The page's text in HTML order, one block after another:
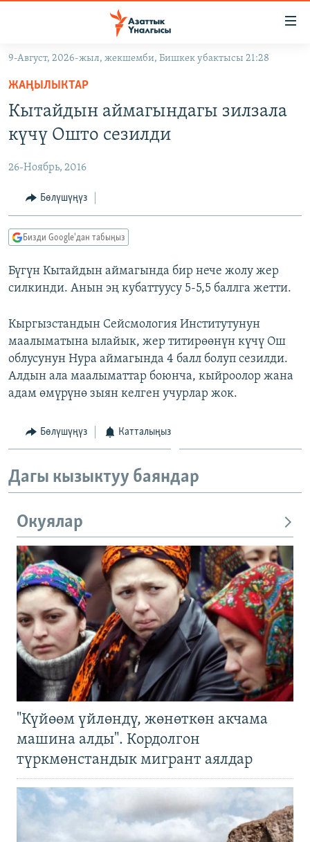
Навигацияга
өтүңүз
Издөөгө
салыңыз
ЭКОНОМИКА
МАДАНИЯТ
БОРБОР АЗИЯ
УКРАИНА
АТАЙЫН ИЛИКТӨӨ
ТВ ПРОГРАММАЛАР
ЭКСПЕРТТЕР ТАЛДАЙТ
БИЗ ЖАНА ДҮЙНӨ
ЭЖЕ-СИҢДИЛЕР
АЗАТТЫК+
ЫҢГАЙСЫЗ СУРООЛОР
ӨЗГӨЧӨ ПИКИР
Русский
ОНЛАЙН ШЕРИНЕ
9-Август, 2026-жыл, жекшемби, Бишкек убактысы 21:28
ЖАҢЫЛЫКТАР
Кытайдын аймагындагы зилзала
күчү Ошто сезилди
26-Ноябрь, 2016
Бөлүшүңүз
Бизди Google'дан табыңыз
Бүгүн Кытайдын аймагында бир нече жолу жер
силкинди. Анын эң кубаттуусу 5-5,5 баллга жетти.
Кыргызстандын Сейсмология Институтунун
маалыматына ылайык, жер титирөөнүн күчү Ош
облусунун Нура аймагында 4 балл болуп сезилди.
Алдын ала маалыматтар боюнча, кыйроолор жана
адам өмүрүнө зыян келген учурлар жок.
Бөлүшүңүз Катталыңыз
Дагы кызыктуу баяндар
Окуялар
"Күйөөм үйлөндү, жөнөткөн акчама
машина алды". Кордолгон
түркмөнстандык мигрант аялдар